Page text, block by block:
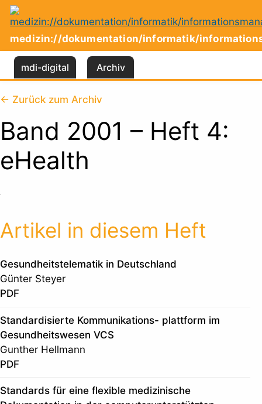
Zum
Inhalt
springen
medizin://dokumentation/informatik/
mdi-digital Archiv
← Zurück zum Archiv
Band 2001 – Heft 4:
eHealth
Artikel in diesem Heft
Gesundheitstelematik in Deutschland
Günter Steyer
PDF
Standardisierte Kommunikations- plattform im
Gesundheitswesen VCS
Gunther Hellmann
PDF
Standards für eine flexible medizinische